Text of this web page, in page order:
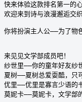
快来体验这款排名第一的
欢迎来到诗与浪漫邂逅交
你将扮演主人公——为了物
来见见文学部成员吧！
纱世里——你的童年好友纱
夏树——夏树总爱耍酷，只
优里——优里是寡言少语的
莫妮卡——莫妮卡，文学部